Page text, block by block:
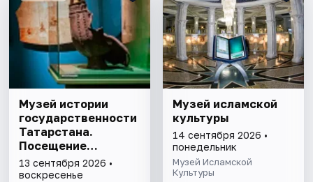
Музей истории
государственности
Татарстана.
Посещение
выставочного зала
и экспозиции
13 сентября 2026 •
воскресенье
Музей исламской
культуры
14 сентября 2026 •
понедельник
Музей Исламской
Культуры